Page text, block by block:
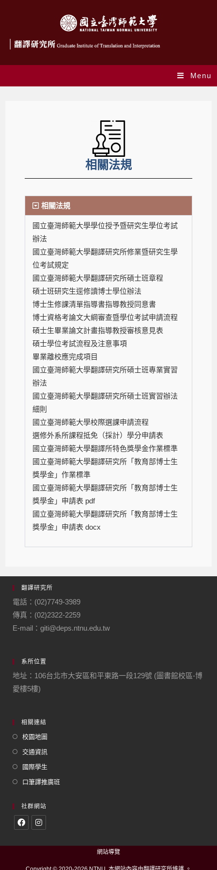
Menu
相關法規
相關法規
國立臺灣師範大學學位授予暨研究生學位考試
辦法
國立臺灣師範大學翻譯研究所修業暨研究生學
位考試規定
國立臺灣師範大學翻譯研究所碩士班章程
碩士班研究生逕修讀博士學位辦法
博士生修課清單指導書指導教授同意書
博士資格考論文大綱審查暨學位考試申請流程
碩士生畢業論文計畫指導教授審核意見表
碩士學位考試流程及注意事項
畢業離校應完成項目
國立臺灣師範大學翻譯研究所碩士班專業實習
辦法
國立臺灣師範大學翻譯研究所碩士班實習辦法
細則
國立臺灣師範大學校際選課申請流程
選修外系所課程抵免（採計）學分申請表
國立臺灣師範大學翻譯所特色獎學金作業標準
國立臺灣師範大學翻譯研究所「教育部博士生
獎學金」作業標準
國立臺灣師範大學翻譯研究所「教育部博士生
獎學金」申請表 pdf
國立臺灣師範大學翻譯研究所「教育部博士生
獎學金」申請表 docx
翻譯研究所
電話：(02)7749-3989
傳真：(02)2322-2259
E-mail：giti@deps.ntnu.edu.tw
系所位置
地址：106台北市大安區和平東路一段129號 (圖書館校區-博
愛樓5樓)
相關連結
校園地圖
交通資訊
國際學生
口筆譯推廣班
社群網站
網站導覽